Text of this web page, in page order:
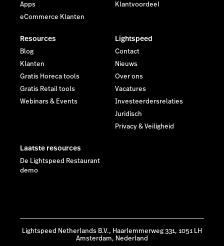
Apps
eCommerce Klanten
Klantvoordeel
Resources
Blog
Klanten
Gratis Horeca tools
Gratis Retail tools
Webinars & Events
Lightspeed
Contact
Nieuws
Over ons
Vacatures
Investeerdersrelaties
Juridisch
Privacy & Veiligheid
Laatste resources
De Lightspeed Restaurant
demo
Lightspeed Netherlands B.V., Haarlemmerweg 331, 1051 LH
Amsterdam, Nederland